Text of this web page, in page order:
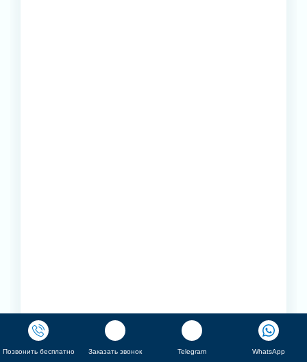
Позвонить бесплатно Заказать звонок Telegram WhatsApp